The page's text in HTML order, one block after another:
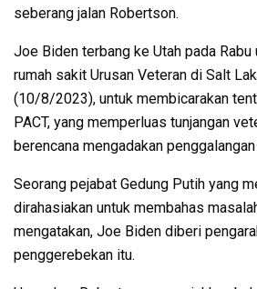
seberang jalan Robertson.
Joe Biden terbang ke Utah pada Rabu
rumah sakit Urusan Veteran di Salt
(10/8/2023), untuk membicarakan
PACT, yang memperluas tunjangan
berencana mengadakan
Seorang pejabat Gedung Putih yang
dirahasiakan untuk membahas
mengatakan, Joe Biden diberi
penggerebekan itu.